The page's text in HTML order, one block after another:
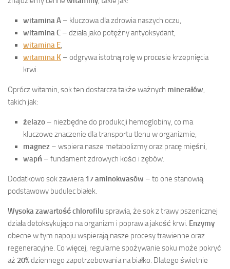
witamina A – kluczowa dla zdrowia naszych oczu,
witamina C – działa jako potężny antyoksydant,
witamina E,
witamina K – odgrywa istotną rolę w procesie krzepnięcia
krwi.
Oprócz witamin, sok ten dostarcza także ważnych minerałów,
takich jak:
żelazo – niezbędne do produkcji hemoglobiny, co ma
kluczowe znaczenie dla transportu tlenu w organizmie,
magnez – wspiera nasze metabolizmy oraz pracę mięśni,
wapń – fundament zdrowych kości i zębów.
Dodatkowo sok zawiera17 aminokwasów – to one stanowią
podstawowy budulec białek.
Wysoka zawartość chlorofilusprawia, że sok z trawy pszenicznej
działa detoksykująco na organizm i poprawia jakość krwi. Enzymy
obecne w tym napoju wspierają nasze procesy trawienne oraz
regeneracyjne. Co więcej, regularne spożywanie soku może pokryć
aż 20%dziennego zapotrzebowania na białko. Dlatego świetnie